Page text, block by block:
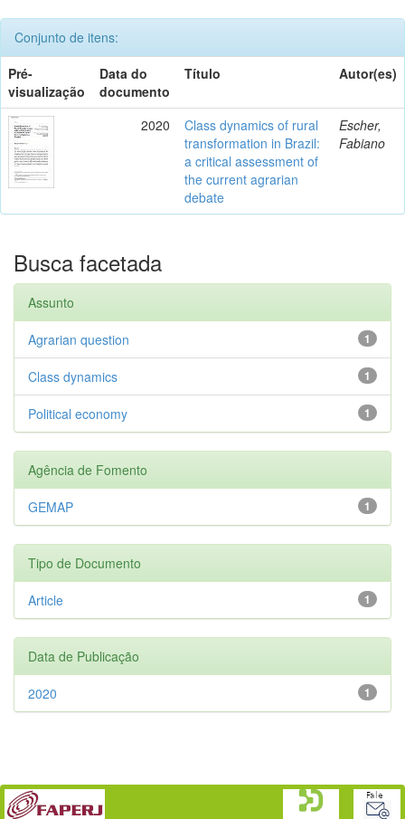
Conjunto de itens:
Pré-
visualização
Data do
documento
Título Autor(es)
2020
Class dynamics of rural
transformation in Brazil:
a critical assessment of
the current agrarian
debate
Escher,
Fabiano
Busca facetada
Assunto
1
Agrarian question
1
Class dynamics
1
Political economy
Agência de Fomento
1
GEMAP
Tipo de Documento
1
Article
Data de Publicação
1
2020